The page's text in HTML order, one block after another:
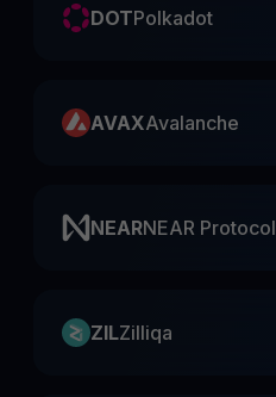
DOTPolkadot
AVAXAvalanche
NEARNEAR Protocol
ZILZilliqa